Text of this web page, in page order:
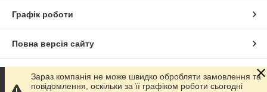
Графік роботи
Повна версія сайту
Сайт створено на маркетплейсі Prom.ua
Зараз компанія не може швидко обробляти замовлення та
повідомлення, оскільки за її графіком роботи сьогодні